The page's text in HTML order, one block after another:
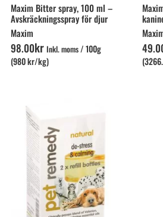
Maxim Bitter spray, 100 ml –
Avskräckningsspray för djur
Maxim
98.00kr Inkl. moms /100g
(980 kr/kg)
49.